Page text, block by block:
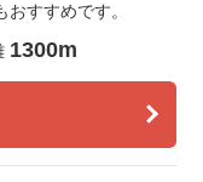
すすめです。
1300m